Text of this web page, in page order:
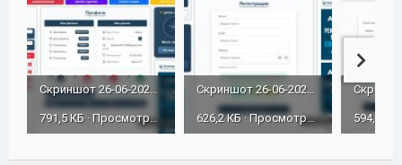
Скриншот 26-06-2026 063627.jpg
791,5 КБ · Просмотры: 50
Скриншот 26-06-2026 063607.jpg
626,2 КБ · Просмотры: 61